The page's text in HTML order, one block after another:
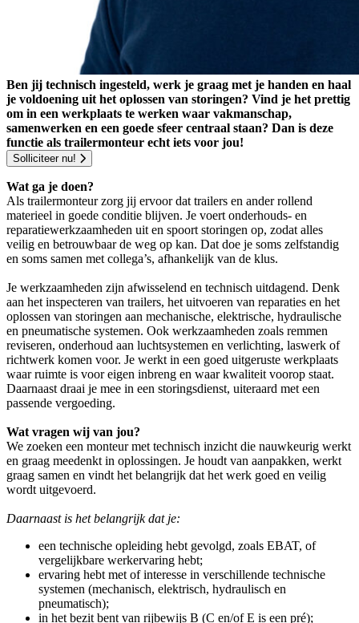
Ben jij technisch ingesteld, werk je graag met je handen en haal
je voldoening uit het oplossen van storingen? Vind je het prettig
om in een werkplaats te werken waar vakmanschap,
samenwerken en een goede sfeer centraal staan? Dan is deze
functie als trailermonteur echt iets voor jou!
Solliciteer nu!
Wat ga je doen?
Als trailermonteur zorg jij ervoor dat trailers en ander rollend
materieel in goede conditie blijven. Je voert onderhouds- en
reparatiewerkzaamheden uit en spoort storingen op, zodat alles
veilig en betrouwbaar de weg op kan. Dat doe je soms zelfstandig
en soms samen met collega’s, afhankelijk van de klus.
Je werkzaamheden zijn afwisselend en technisch uitdagend. Denk
aan het inspecteren van trailers, het uitvoeren van reparaties en het
oplossen van storingen aan mechanische, elektrische, hydraulische
en pneumatische systemen. Ook werkzaamheden zoals remmen
reviseren, onderhoud aan luchtsystemen en verlichting, laswerk of
richtwerk komen voor. Je werkt in een goed uitgeruste werkplaats
waar ruimte is voor eigen inbreng en waar kwaliteit voorop staat.
Daarnaast draai je mee in een storingsdienst, uiteraard met een
passende vergoeding.
Wat vragen wij van jou?
We zoeken een monteur met technisch inzicht die nauwkeurig werkt
en graag meedenkt in oplossingen. Je houdt van aanpakken, werkt
graag samen en vindt het belangrijk dat het werk goed en veilig
wordt uitgevoerd.
Daarnaast is het belangrijk dat je:
een technische opleiding hebt gevolgd, zoals EBAT, of
vergelijkbare werkervaring hebt;
ervaring hebt met of interesse in verschillende technische
systemen (mechanisch, elektrisch, hydraulisch en
pneumatisch);
in het bezit bent van rijbewijs B (C en/of E is een pré);